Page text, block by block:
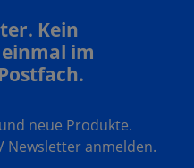
Kein
im
neue Produkte.
Newsletter anmelden.